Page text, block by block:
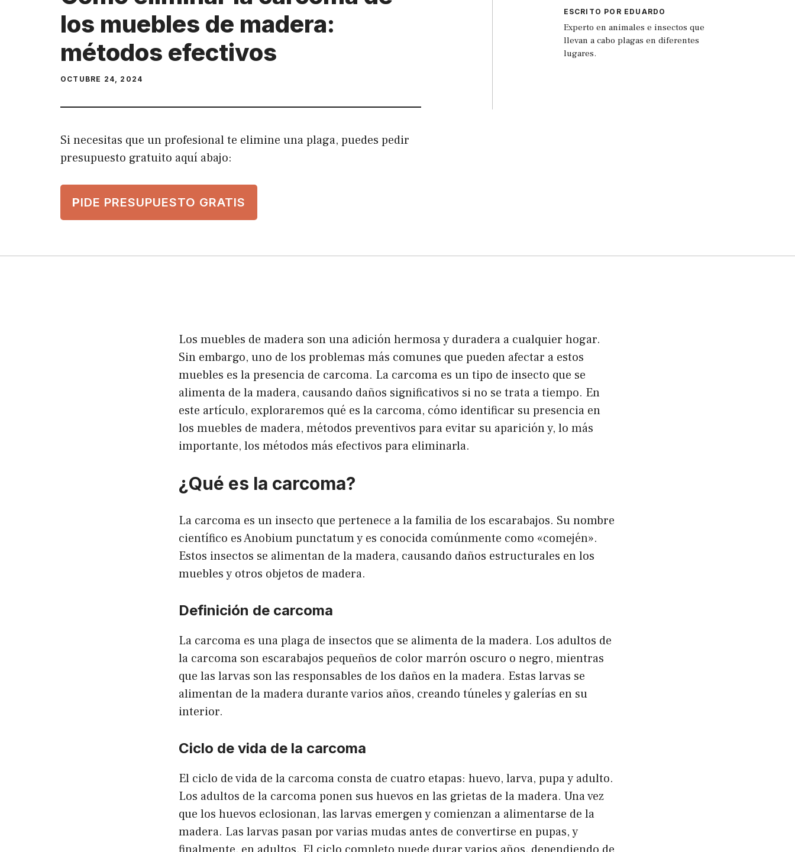
los muebles de madera:
métodos efectivos
OCTUBRE 24, 2024
Si necesitas que un profesional te elimine una plaga, puedes pedir
presupuesto gratuito aquí abajo:
PIDE PRESUPUESTO GRATIS
ESCRITO POR EDUARDO
Experto en animales e insectos que
llevan a cabo plagas en diferentes
lugares.
Los muebles de madera son una adición hermosa y duradera a cualquier hogar.
Sin embargo, uno de los problemas más comunes que pueden afectar a estos
muebles es la presencia de carcoma. La carcoma es un tipo de insecto que se
alimenta de la madera, causando daños significativos si no se trata a tiempo. En
este artículo, exploraremos qué es la carcoma, cómo identificar su presencia en
los muebles de madera, métodos preventivos para evitar su aparición y, lo más
importante, los métodos más efectivos para eliminarla.
¿Qué es la carcoma?
La carcoma es un insecto que pertenece a la familia de los escarabajos. Su nombre
científico es Anobium punctatum y es conocida comúnmente como «comején».
Estos insectos se alimentan de la madera, causando daños estructurales en los
muebles y otros objetos de madera.
Definición de carcoma
La carcoma es una plaga de insectos que se alimenta de la madera. Los adultos de
la carcoma son escarabajos pequeños de color marrón oscuro o negro, mientras
que las larvas son las responsables de los daños en la madera. Estas larvas se
alimentan de la madera durante varios años, creando túneles y galerías en su
interior.
Ciclo de vida de la carcoma
El ciclo de vida de la carcoma consta de cuatro etapas: huevo, larva, pupa y adulto.
Los adultos de la carcoma ponen sus huevos en las grietas de la madera. Una vez
que los huevos eclosionan, las larvas emergen y comienzan a alimentarse de la
madera. Las larvas pasan por varias mudas antes de convertirse en pupas, y